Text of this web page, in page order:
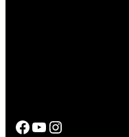
Facebook
YouTube
Instagram